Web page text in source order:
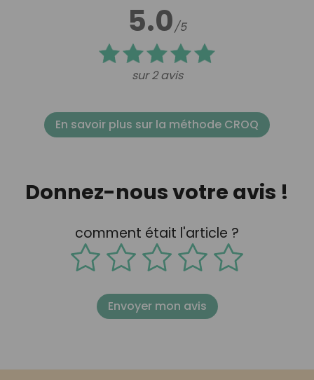
5.0/5
sur 2 avis
En savoir plus sur la méthode CROQ
Donnez-nous votre avis !
comment était l'article ?
Envoyer mon avis